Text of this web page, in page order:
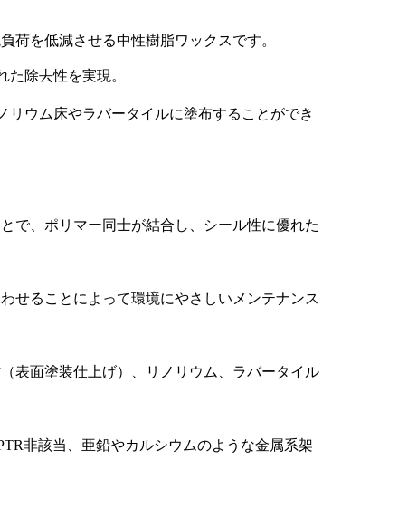
を低減させる中性樹脂ワックスです。
除去性を実現。
ウム床やラバータイルに塗布することができ
で、ポリマー同士が結合し、シール性に優れた
せることによって環境にやさしいメンテナンス
表面塗装仕上げ）、リノリウム、ラバータイル
非該当、亜鉛やカルシウムのような金属系架